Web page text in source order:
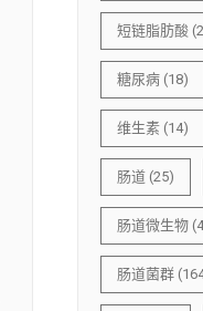
短链脂肪酸
糖尿病 (18)
维生素 (14)
肠道 (25)
肠道微生物
肠道菌群